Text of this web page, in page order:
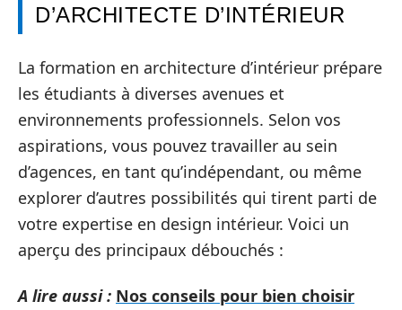
D’ARCHITECTE D’INTÉRIEUR
La formation en architecture d’intérieur prépare
les étudiants à diverses avenues et
environnements professionnels. Selon vos
aspirations, vous pouvez travailler au sein
d’agences, en tant qu’indépendant, ou même
explorer d’autres possibilités qui tirent parti de
votre expertise en design intérieur. Voici un
aperçu des principaux débouchés :
A lire aussi : Nos conseils pour bien choisir